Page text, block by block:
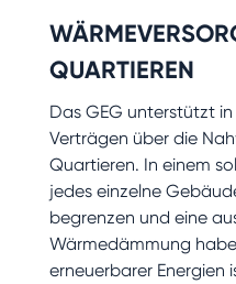
QUARTIEREN
Das GEG unterstützt in
Verträgen über die
Quartieren. In einem
jedes einzelne
begrenzen und eine
Wärmedämmung
erneuerbarer Energien